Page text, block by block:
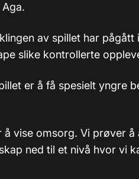
av spillet har
slike kontrollerte
er å få spesielt yngre
å vise omsorg. Vi prøver
ned til et nivå hvor vi